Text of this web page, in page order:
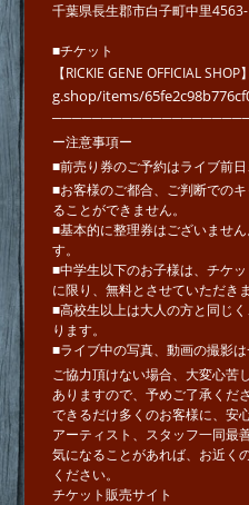
千葉県長生郡市白子町中里
■チケット
【RICKIE GENE OFFICIAL SHOP】
g.shop/items/
ー注意事項ー
■前売り券のご予約はライブ前
■お客様のご都合、ご判断での
ることができません。
■基本的に整理券はございませ
す。
■中学生以下のお子様は、チケ
に限り、無料とさせていただきま
■高校生以上は大人の方と同じ
ります。
■ライブ中の写真、動画の撮影は
ご協力頂けない場合、大変心苦
ありますので、予めご了承くださ
できるだけ多くのお客様に、安
アーティスト、スタッフ一同最
気になることがあれば、お近く
ください。
チケット販売サイト